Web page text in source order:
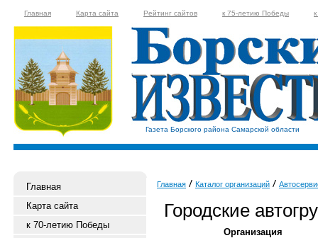
Главная Карта сайта Рейтинг сайтов к 75-летию Победы
Газета Борского района Самарской области
Главная
Карта сайта
к 70-летию Победы
Главная Каталог организаций
Городские
Организация